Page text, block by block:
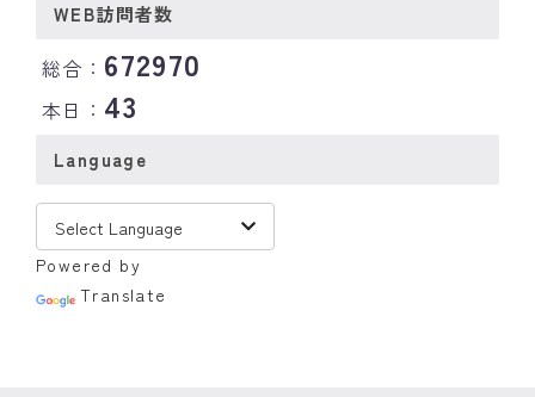
WEB訪問者数
総合： 672970
本日： 43
Language
Powered by
Translate